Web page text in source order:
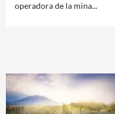
operadora de la mina...